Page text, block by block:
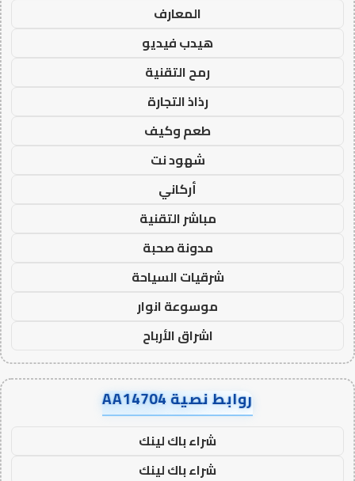
المعارف
هيدب فيديو
رمح التقنية
رذاذ التجارة
طعم وكيف
شهود نت
أركاني
مباشر التقنية
مدونة صحبة
شرقيات السياحة
موسوعة انوار
اشراق الأرباح
روابط نصية AA14704
شراء باك لينك
شراء باك لينك